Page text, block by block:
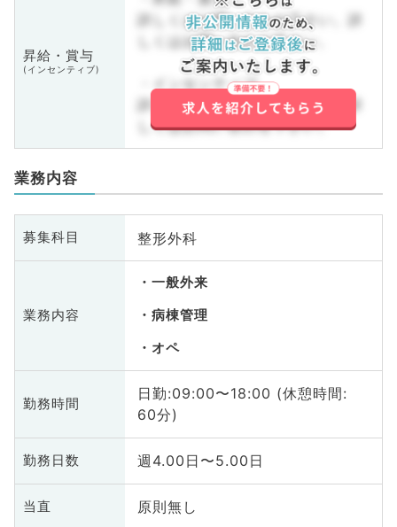
昇給・賞与
(インセンティブ)
詳しくはお問い合わせ下さい。詳
しくはお問い合わせ下さい。
・インセンティブ
詳しくはお問い合わせ下さい。詳
しくはお問い合わせ下さい。
業務内容
募集科目 整形外科
業務内容
一般外来
病棟管理
オペ
勤務時間
日勤:09:00〜18:00 (休憩時間:
60分)
勤務日数 週4.00日〜5.00日
当直 原則無し